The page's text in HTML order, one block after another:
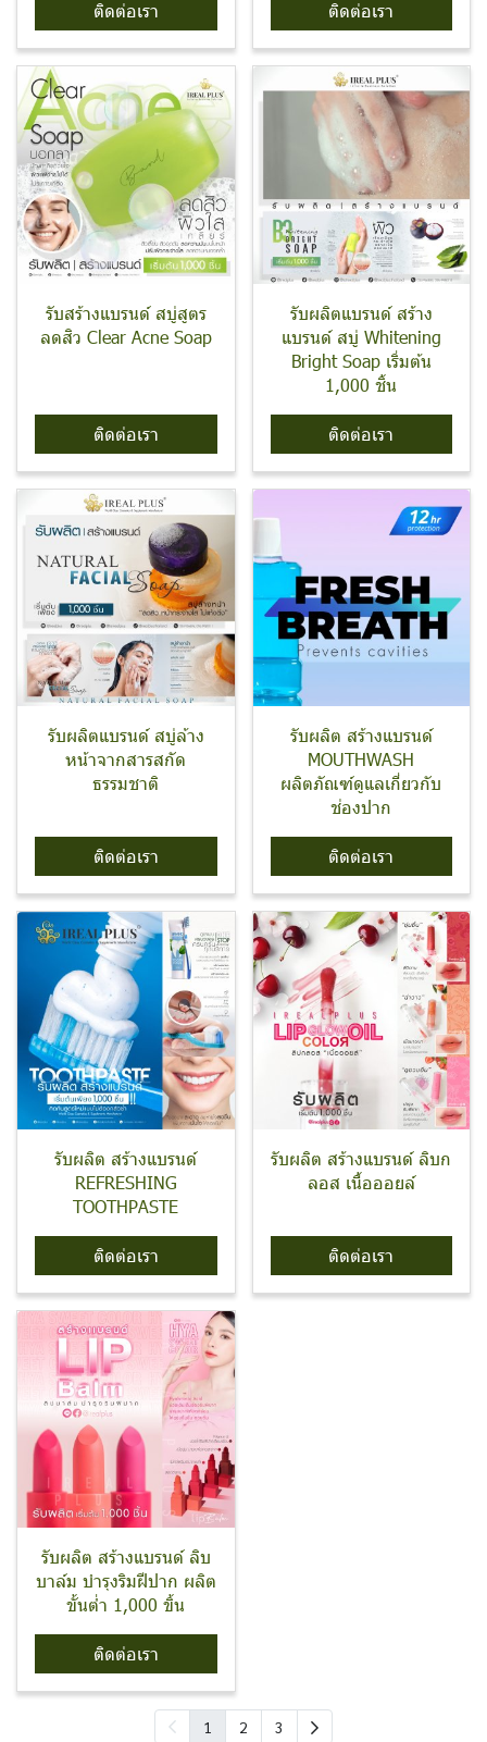
ติดต่อเรา ติดต่อเรา
รับสร้างแบรนด์ สบู่สูตร
ลดสิว Clear Acne Soap
ติดต่อเรา
รับผลิตแบรนด์ สร้าง
แบรนด์ สบู่ Whitening
Bright Soap เริ่มต้น
1,000 ชิ้น
ติดต่อเรา
รับผลิตแบรนด์ สบู่ล้าง
หน้าจากสารสกัด
ธรรมชาติ
ติดต่อเรา
รับผลิต สร้างแบรนด์
MOUTHWASH
ผลิตภัณฑ์ดูแลเกี่ยวกับ
ช่องปาก
ติดต่อเรา
รับผลิต สร้างแบรนด์
REFRESHING
TOOTHPASTE
ติดต่อเรา
รับผลิต สร้างแบรนด์ ลิบก
ลอส เนื้อออยล์
ติดต่อเรา
รับผลิต สร้างแบรนด์ ลิบ
บาล์ม บำรุงริมฝีปาก ผลิต
ขั้นต่ำ 1,000 ขิ้น
ติดต่อเรา
1 2 3